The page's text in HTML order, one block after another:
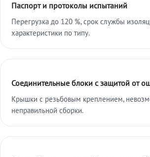
Паспорт и протоколы испытаний
Перегрузка до 120 %, срок службы
характеристики по типу.
Соединительные блоки с защитой от
Крышки с резьбовым креплением,
неправильной сборки.